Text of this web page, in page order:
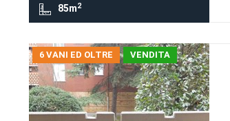
85m2
6 VANI ED OLTRE VENDITA